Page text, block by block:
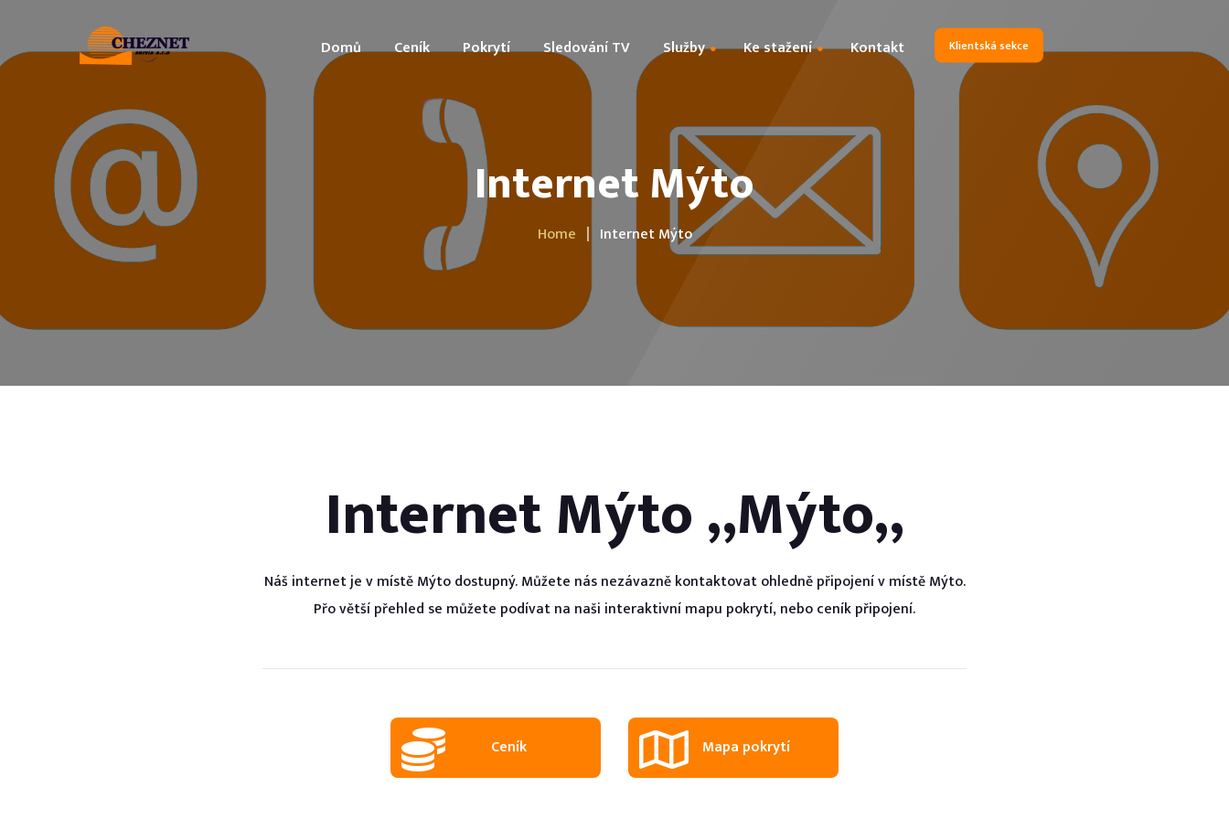
Domů Ceník Pokrytí Sledování TV Služby
Kamerové systémy
Digitální TV + Sat
Ke stažení
Prohlášení o ochraně a
zpracování osobních údajů
Rozhrání sítě
Doporučení k online výuce
Reklamační formulář
Kontakt Klientská sekce
Internet Mýto
Home Internet Mýto
InternetMýto„Mýto„
Náš internet je v místěMýtodostupný. Můžete nás nezávazně kontaktovat ohledně připojení v místěMýto.
Přo větší přehled se můžete podívat na naši interaktivní mapu pokrytí, nebo ceník připojení.
Ceník Mapa pokrytí